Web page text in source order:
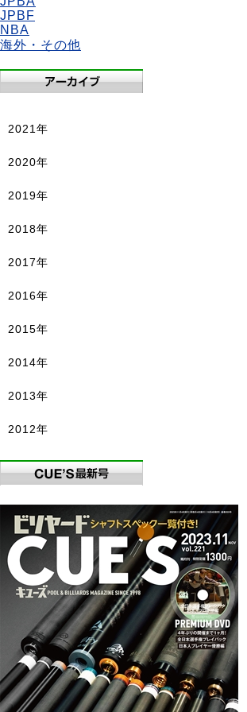
JPBF
NBA
海外・その他
2021年
2020年
2019年
2018年
2017年
2016年
2015年
2014年
2013年
2012年